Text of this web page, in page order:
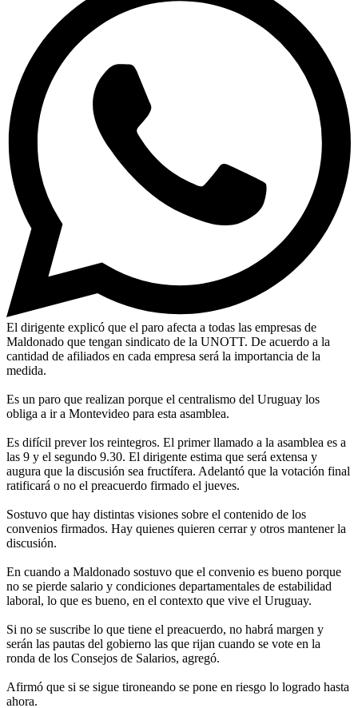
El dirigente explicó que el paro afecta a todas las empresas de
Maldonado que tengan sindicato de la UNOTT. De acuerdo a la
cantidad de afiliados en cada empresa será la importancia de la
medida.
Es un paro que realizan porque el centralismo del Uruguay los
obliga a ir a Montevideo para esta asamblea.
Es difícil prever los reintegros. El primer llamado a la asamblea es a
las 9 y el segundo 9.30. El dirigente estima que será extensa y
augura que la discusión sea fructífera. Adelantó que la votación final
ratificará o no el preacuerdo firmado el jueves.
Sostuvo que hay distintas visiones sobre el contenido de los
convenios firmados. Hay quienes quieren cerrar y otros mantener la
discusión.
En cuando a Maldonado sostuvo que el convenio es bueno porque
no se pierde salario y condiciones departamentales de estabilidad
laboral, lo que es bueno, en el contexto que vive el Uruguay.
Si no se suscribe lo que tiene el preacuerdo, no habrá margen y
serán las pautas del gobierno las que rijan cuando se vote en la
ronda de los Consejos de Salarios, agregó.
Afirmó que si se sigue tironeando se pone en riesgo lo logrado hasta
ahora.